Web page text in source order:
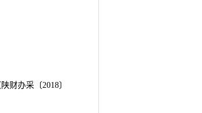
财办采〔2018〕